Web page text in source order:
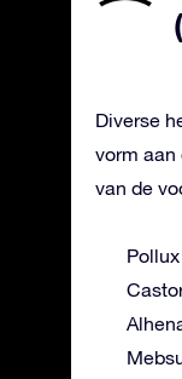
Diverse
vorm aan
van de
Pollux